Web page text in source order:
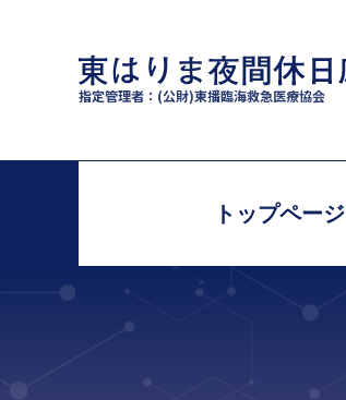
指定管理者：(公財)東播臨海救急医療協会
トップページ